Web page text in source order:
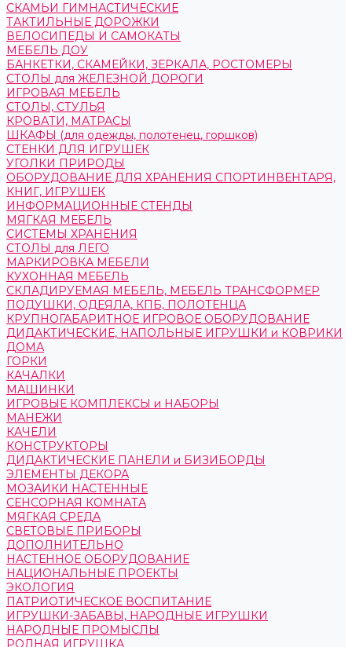
СКАМЬИ ГИМНАСТИЧЕСКИЕ
ТАКТИЛЬНЫЕ ДОРОЖКИ
ВЕЛОСИПЕДЫ И САМОКАТЫ
МЕБЕЛЬ ДОУ
БАНКЕТКИ, СКАМЕЙКИ, ЗЕРКАЛА, РОСТОМЕРЫ
СТОЛЫ для ЖЕЛЕЗНОЙ ДОРОГИ
ИГРОВАЯ МЕБЕЛЬ
СТОЛЫ, СТУЛЬЯ
КРОВАТИ, МАТРАСЫ
ШКАФЫ (для одежды, полотенец, горшков)
СТЕНКИ ДЛЯ ИГРУШЕК
УГОЛКИ ПРИРОДЫ
ОБОРУДОВАНИЕ ДЛЯ ХРАНЕНИЯ СПОРТИНВЕНТАРЯ,
КНИГ, ИГРУШЕК
ИНФОРМАЦИОННЫЕ СТЕНДЫ
МЯГКАЯ МЕБЕЛЬ
СИСТЕМЫ ХРАНЕНИЯ
СТОЛЫ для ЛЕГО
МАРКИРОВКА МЕБЕЛИ
КУХОННАЯ МЕБЕЛЬ
СКЛАДИРУЕМАЯ МЕБЕЛЬ, МЕБЕЛЬ ТРАНСФОРМЕР
ПОДУШКИ, ОДЕЯЛА, КПБ, ПОЛОТЕНЦА
КРУПНОГАБАРИТНОЕ ИГРОВОЕ ОБОРУДОВАНИЕ
ДИДАКТИЧЕСКИЕ, НАПОЛЬНЫЕ ИГРУШКИ и КОВРИКИ
ДОМА
ГОРКИ
КАЧАЛКИ
МАШИНКИ
ИГРОВЫЕ КОМПЛЕКСЫ и НАБОРЫ
МАНЕЖИ
КАЧЕЛИ
КОНСТРУКТОРЫ
ДИДАКТИЧЕСКИЕ ПАНЕЛИ и БИЗИБОРДЫ
ЭЛЕМЕНТЫ ДЕКОРА
МОЗАИКИ НАСТЕННЫЕ
СЕНСОРНАЯ КОМНАТА
МЯГКАЯ СРЕДА
СВЕТОВЫЕ ПРИБОРЫ
ДОПОЛНИТЕЛЬНО
НАСТЕННОЕ ОБОРУДОВАНИЕ
НАЦИОНАЛЬНЫЕ ПРОЕКТЫ
ЭКОЛОГИЯ
ПАТРИОТИЧЕСКОЕ ВОСПИТАНИЕ
ИГРУШКИ-ЗАБАВЫ, НАРОДНЫЕ ИГРУШКИ
НАРОДНЫЕ ПРОМЫСЛЫ
РОДНАЯ ИГРУШКА